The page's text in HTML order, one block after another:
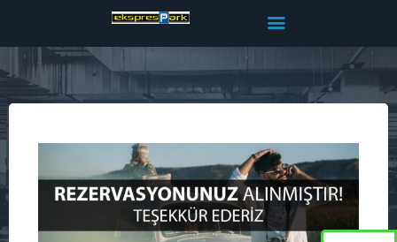
Hakkımızda
Online Ödeme
Rezervasyon